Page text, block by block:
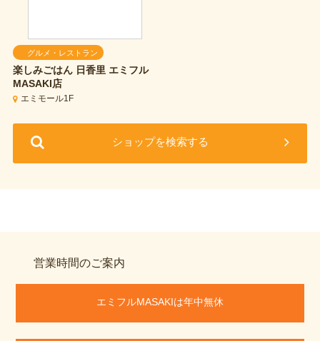
グルメ・レストラン
楽しみごはん 日香里 エミフル
MASAKI店
エミモール1F
ショップを検索する
営業時間のご案内
エミフルMASAKIは年中無休